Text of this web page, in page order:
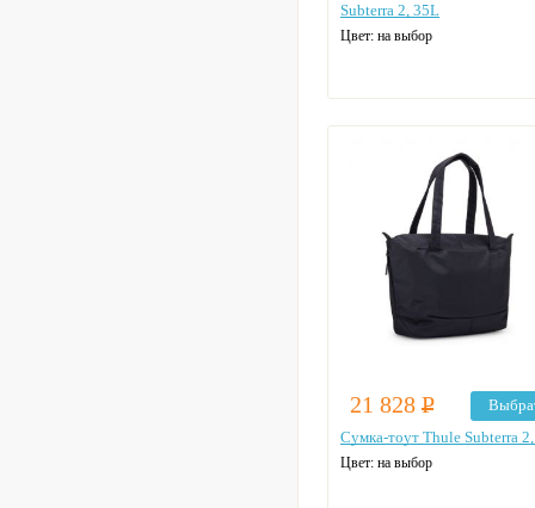
Subterra 2, 35L
Цвет: на выбор
21 828 Р
Сумка-тоут Thule Subterra
Цвет: на выбор